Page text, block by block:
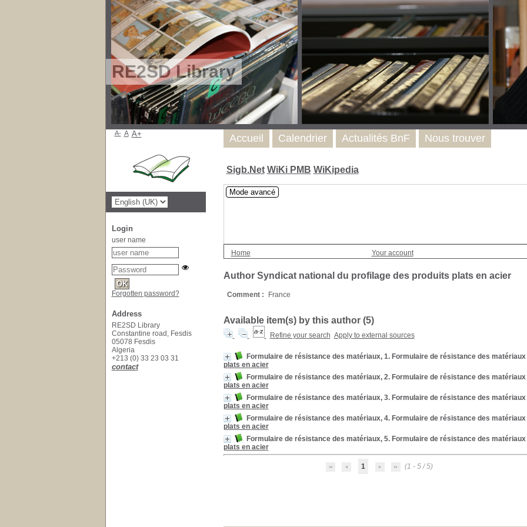
RE2SD Library
Sigb.Net WiKi PMB WiKipedia
Mode avancé
Home Your account
Author Syndicat national du profilage des produits plats en acier
Comment : France
Available item(s) by this author (5)
Refine your search Apply to external sources
Formulaire de résistance des matériaux, 1. Formulaire de résistance des matériaux
plats en acier
Formulaire de résistance des matériaux, 2. Formulaire de résistance des matériaux
plats en acier
Formulaire de résistance des matériaux, 3. Formulaire de résistance des matériaux
plats en acier
Formulaire de résistance des matériaux, 4. Formulaire de résistance des matériaux
plats en acier
Formulaire de résistance des matériaux, 5. Formulaire de résistance des matériaux
plats en acier
1 (1 - 5 / 5)
Accueil Calendrier Actualités BnF Nous trouver
A- A A+
Login
user name
Forgotten password?
Address
RE2SD Library
Constantine road, Fesdis
05078 Fesdis
Algeria
+213 (0) 33 23 03 31
contact